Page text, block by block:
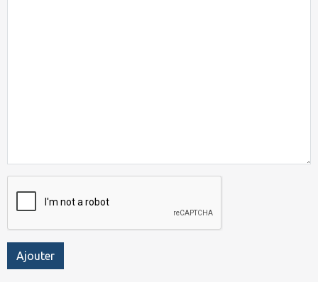
Ajouter